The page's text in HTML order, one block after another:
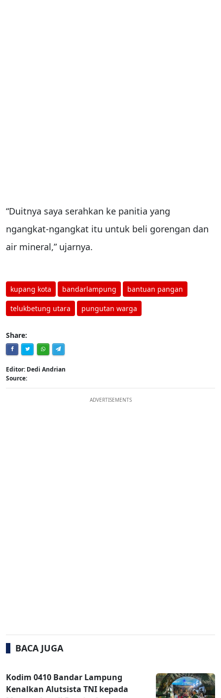
“Duitnya saya serahkan ke panitia yang
ngangkat-ngangkat itu untuk beli gorengan dan
air mineral,” ujarnya.
kupang kota bandarlampung bantuan pangan
telukbetung utara pungutan warga
Share:
Editor: Dedi Andrian
Source:
ADVERTISEMENTS
BACA JUGA
Kodim 0410 Bandar Lampung
Kenalkan Alutsista TNI kepada